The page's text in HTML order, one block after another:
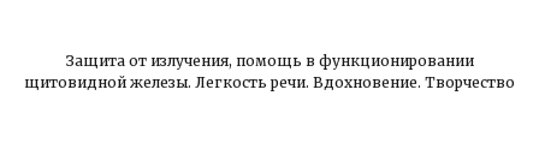
Защита от излучения, помощь в функционировании
щитовидной железы. Легкость речи. Вдохновение. Творчество